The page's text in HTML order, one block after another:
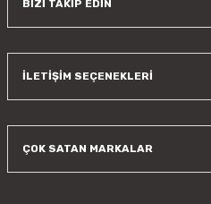
BİZİ TAKİP EDİN
İLETİŞİM SEÇENEKLERİ
ÇOK SATAN MARKALAR